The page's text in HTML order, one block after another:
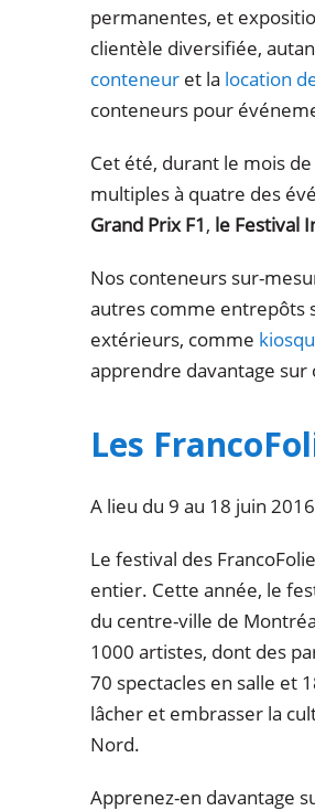
permanentes, et
clientèle diversifiée,
conteneur et la location
conteneurs pour
Cet été, durant le mois
multiples à quatre des
Grand Prix F1, le Festival
Nos conteneurs sur-
autres comme entrepôts
extérieurs, comme
apprendre davantage sur
Les
A lieu du 9 au 18 juin
Le festival des
entier. Cette année, le
du centre-ville de
1000 artistes, dont des
70 spectacles en salle et
lâcher et embrasser la
Nord.
Apprenez-en davantage